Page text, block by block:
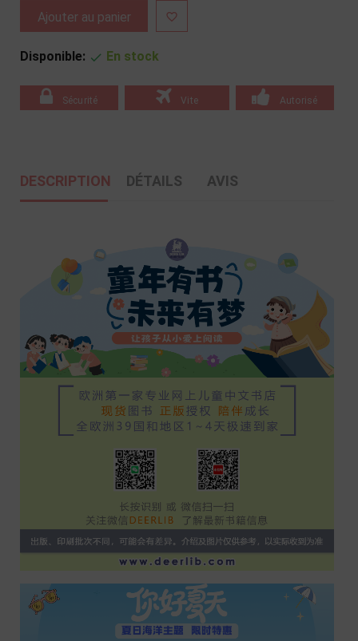
Ajouter au panier 
Disponible:  En stock
Sécurité Vite Autorisé
DESCRIPTION DÉTAILS AVIS